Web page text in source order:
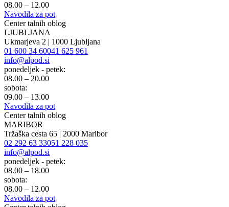
08.00 – 12.00
Navodila za pot
Center talnih oblog
LJUBLJANA
Ukmarjeva 2 | 1000 Ljubljana
01 600 34 60041 625 961
info@alpod.si
ponedeljek - petek:
08.00 – 20.00
sobota:
09.00 – 13.00
Navodila za pot
Center talnih oblog
MARIBOR
Tržaška cesta 65 | 2000 Maribor
02 292 63 33051 228 035
info@alpod.si
ponedeljek - petek:
08.00 – 18.00
sobota:
08.00 – 12.00
Navodila za pot